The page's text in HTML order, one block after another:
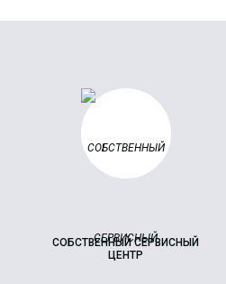
СОБСТВЕННЫЙ СЕРВИСНЫЙ
ЦЕНТР